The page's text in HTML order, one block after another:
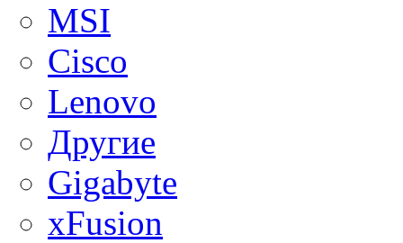
MSI
Cisco
Lenovo
Другие
Gigabyte
xFusion